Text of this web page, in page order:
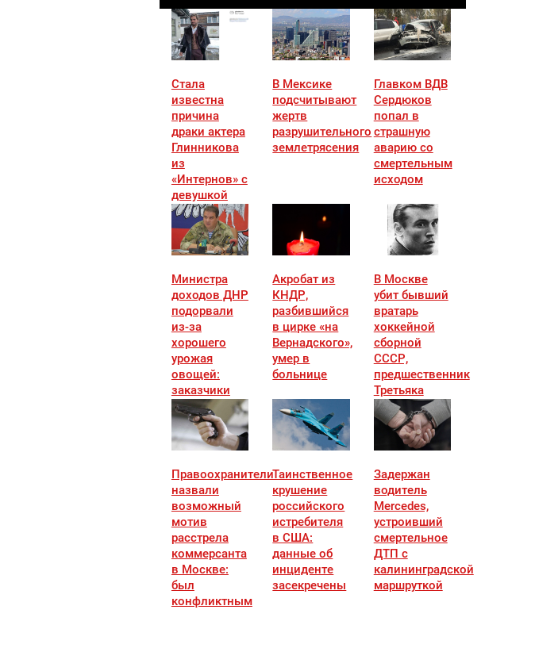
Стала
известна
причина
драки актера
Глинникова
из
«Интернов» с
девушкой
В Мексике
подсчитывают
жертв
разрушительного
землетрясения
Главком ВДВ
Сердюков
попал в
страшную
аварию со
смертельным
исходом
Министра
доходов ДНР
подорвали
из-за
хорошего
урожая
овощей:
заказчики
известны
Акробат из
КНДР,
разбившийся
в цирке «на
Вернадского»,
умер в
больнице
В Москве
убит бывший
вратарь
хоккейной
сборной
СССР,
предшественник
Третьяка
Правоохранители
назвали
возможный
мотив
расстрела
коммерсанта
в Москве:
был
конфликтным
Таинственное
крушение
российского
истребителя
в США:
данные об
инциденте
засекречены
Задержан
водитель
Mercedes,
устроивший
смертельное
ДТП с
калининградской
маршруткой